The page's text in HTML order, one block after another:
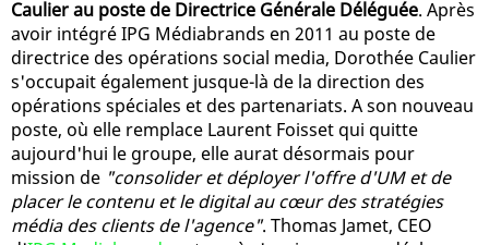
Caulier au poste de Directrice Générale Déléguée. Après
avoir intégré IPG Médiabrands en 2011 au poste de
directrice des opérations social media, Dorothée Caulier
s'occupait également jusque-là de la direction des
opérations spéciales et des partenariats. A son nouveau
poste, où elle remplace Laurent Foisset qui quitte
aujourd'hui le groupe, elle aurat désormais pour
mission de "consolider et déployer l'offre d'UM et de
placer le contenu et le digital au cœur des stratégies
média des clients de l'agence". Thomas Jamet, CEO